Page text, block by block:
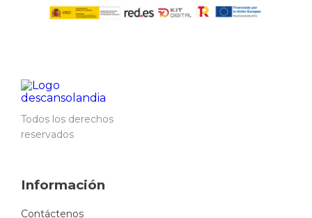
Todos los derechos
reservados
Información
Contáctenos